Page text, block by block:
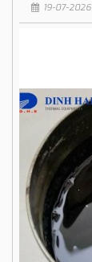
19-07-2026